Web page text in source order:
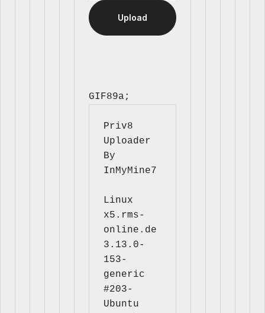
GIF89a;
Priv8
Uploader
By
InMyMine7
Linux
x5.rms-
online.de
3.13.0-
153-
generic
#203-
Ubuntu